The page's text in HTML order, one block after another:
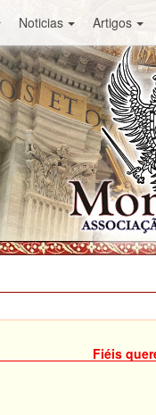
Noticias Artigos
Fiéis